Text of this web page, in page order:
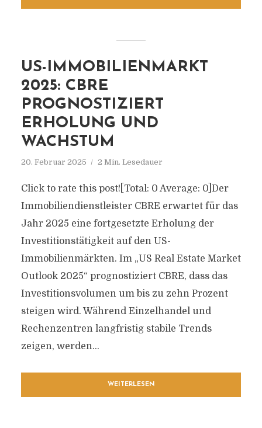
US-IMMOBILIENMARKT
2025: CBRE
PROGNOSTIZIERT
ERHOLUNG UND
WACHSTUM
20. Februar 2025 2 Min. Lesedauer
Click to rate this post![Total: 0 Average: 0]Der
Immobiliendienstleister CBRE erwartet für das
Jahr 2025 eine fortgesetzte Erholung der
Investitionstätigkeit auf den US-
Immobilienmärkten. Im „US Real Estate Market
Outlook 2025“ prognostiziert CBRE, dass das
Investitionsvolumen um bis zu zehn Prozent
steigen wird. Während Einzelhandel und
Rechenzentren langfristig stabile Trends
zeigen, werden...
WEITERLESEN